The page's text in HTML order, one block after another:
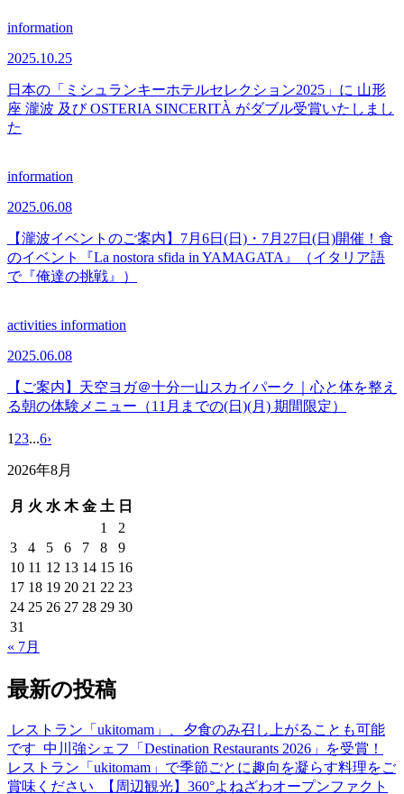
information
2025.10.25
日本の「ミシュランキーホテルセレクション2025」に 山形
座 瀧波 及び OSTERIA SINCERITÀ がダブル受賞いたしまし
た
information
2025.06.08
【瀧波イベントのご案内】7月6日(日)・7月27日(日)開催！食
のイベント『La nostora sfida in YAMAGATA』（イタリア語
で『俺達の挑戦』）
activities information
2025.06.08
【ご案内】天空ヨガ＠十分一山スカイパーク｜心と体を整え
る朝の体験メニュー（11月までの(日)(月) 期間限定）
1 23...6›
2026年8月
月 火 水 木 金 土 日
1
2
3
4 5 6 7 8
9
10 11 12 13 14 15 16
17 18 19 20 21 22 23
24 25 26 27 28 29 30
31
« 7月
最新の投稿
レストラン「ukitomam」、夕食のみ召し上がることも可能
です 中川強シェフ「Destination Restaurants 2026」を受賞！
レストラン「ukitomam」で季節ごとに趣向を凝らす料理をご
賞味ください
【周辺観光】360°よねざわオープンファクト